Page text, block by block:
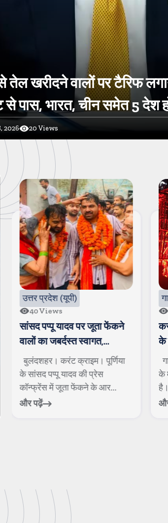
खरीदने वालों पर टैरिफ
से पास, भारत, चीन समेत 5 देश
2026 20 Views
पर जूता फेंकने
स्वागत,
पोस्ट कर
पूर्णिया
की प्रेस
फेंकने के आर...
कसाना-डीजे कांवड-
के लिए लग रहा है लंबा
गाजियाबाद। करंट
के महीने को अत्यंत पवित्र
है। इस समय जहां एक ओर